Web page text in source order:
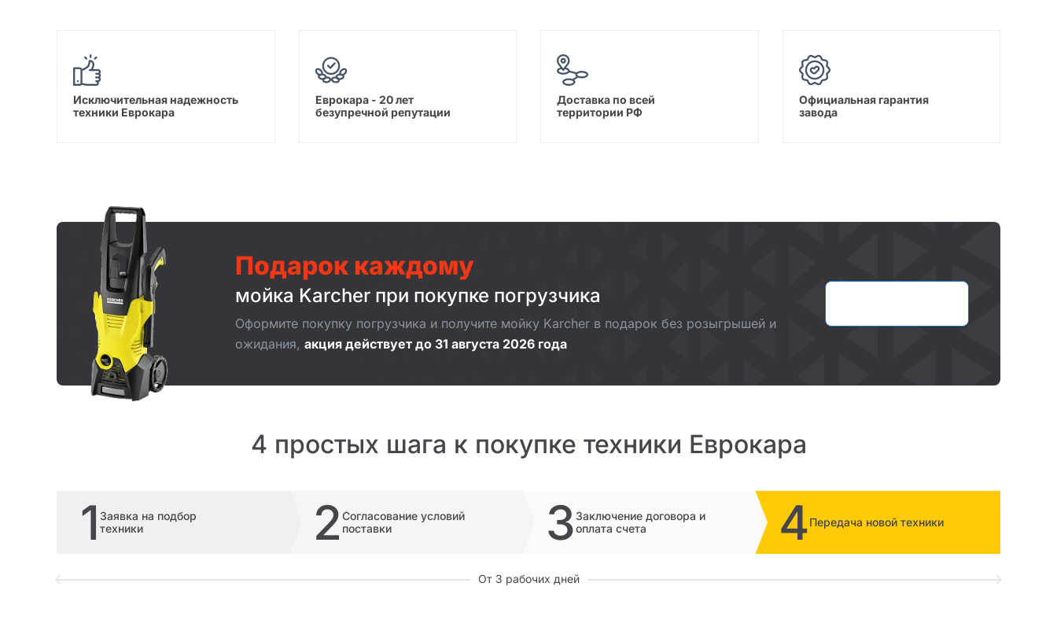
Исключительная надежность
техники Еврокара
Еврокара - 20 лет
безупречной репутации
Доставка по всей
территории РФ
Официальная гарантия
завода
Подарок каждому
мойка Karcher при покупке погрузчика
Оформите покупку погрузчика и получите мойку Karcher в подарок без розыгрышей и
ожидания, акция действует до 31 августа 2026 года
4 простых шага к покупке техники Еврокара
1 Заявка на подбор
техники
2 Согласование условий
поставки
3 Заключение договора и
оплата счета
4Передача новой техники
От 3 рабочих дней